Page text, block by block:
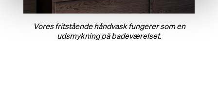
Vores fritstående håndvask fungerer som en
udsmykning på badeværelset.